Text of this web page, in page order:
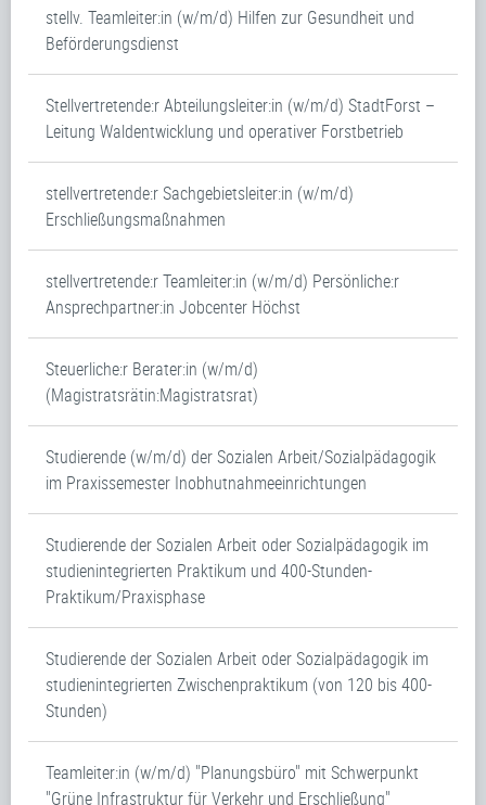
stellv. Teamleiter:in (w/m/d) Hilfen zur Gesundheit und
Beförderungsdienst
Stellvertretende:r Abteilungsleiter:in (w/m/d) StadtForst –
Leitung Waldentwicklung und operativer Forstbetrieb
stellvertretende:r Sachgebietsleiter:in (w/m/d)
Erschließungsmaßnahmen
stellvertretende:r Teamleiter:in (w/m/d) Persönliche:r
Ansprechpartner:in Jobcenter Höchst
Steuerliche:r Berater:in (w/m/d)
(Magistratsrätin:Magistratsrat)
Studierende (w/m/d) der Sozialen Arbeit/Sozialpädagogik
im Praxissemester Inobhutnahmeeinrichtungen
Studierende der Sozialen Arbeit oder Sozialpädagogik im
studienintegrierten Praktikum und 400-Stunden-
Praktikum/Praxisphase
Studierende der Sozialen Arbeit oder Sozialpädagogik im
studienintegrierten Zwischenpraktikum (von 120 bis 400-
Stunden)
Teamleiter:in (w/m/d) "Planungsbüro" mit Schwerpunkt
"Grüne Infrastruktur für Verkehr und Erschließung"